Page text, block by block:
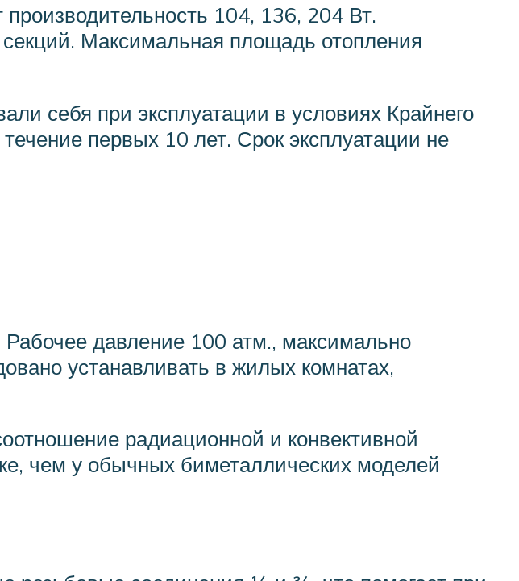
104, 136, 204 Вт.
Максимальная площадь отопления
себя при эксплуатации в условиях Крайнего
первых 10 лет. Срок эксплуатации не
давление 100 атм., максимально
устанавливать в жилых комнатах,
радиационной и конвективной
чем у обычных биметаллических моделей